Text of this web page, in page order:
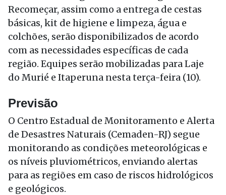
Recomeçar, assim como a entrega de cestas
básicas, kit de higiene e limpeza, água e
colchões, serão disponibilizados de acordo
com as necessidades específicas de cada
região. Equipes serão mobilizadas para Laje
do Murié e Itaperuna nesta terça-feira (10).
Previsão
O Centro Estadual de Monitoramento e Alerta
de Desastres Naturais (Cemaden-RJ) segue
monitorando as condições meteorológicas e
os níveis pluviométricos, enviando alertas
para as regiões em caso de riscos hidrológicos
e geológicos.